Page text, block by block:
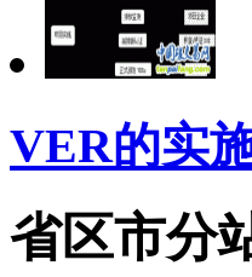
VER的实
省区市分